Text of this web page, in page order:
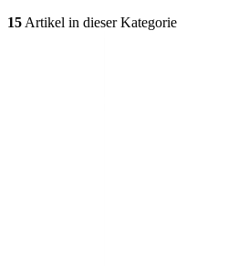
15 Artikel in dieser Kategorie